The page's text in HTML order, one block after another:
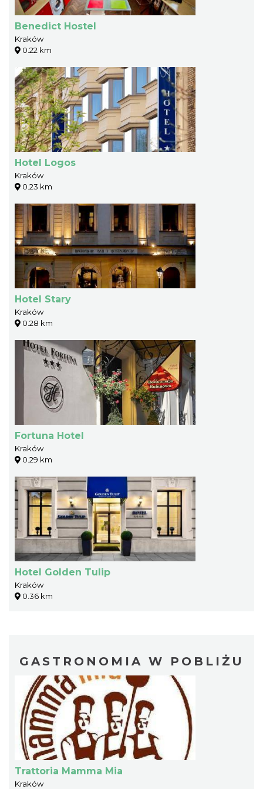
Benedict Hostel
Kraków
0.22 km
Hotel Logos
Kraków
0.23 km
Hotel Stary
Kraków
0.28 km
Fortuna Hotel
Kraków
0.29 km
Hotel Golden Tulip
Kraków
0.36 km
GASTRONOMIA W POBLIŻU
Trattoria Mamma Mia
Kraków